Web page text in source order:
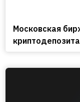
Московская